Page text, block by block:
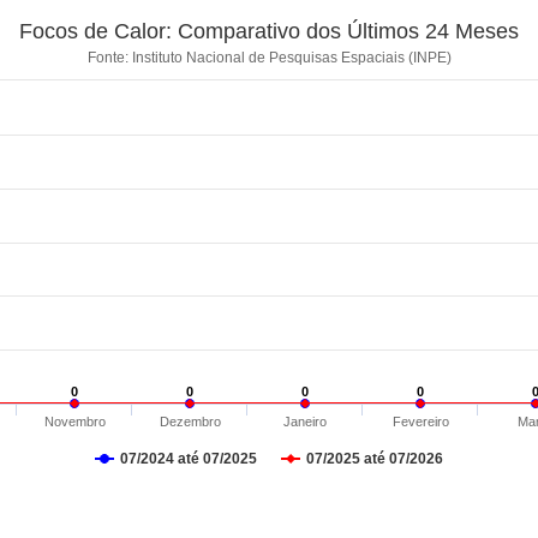
Focos de Calor: Comparativo dos Últimos 24 Meses
Fonte: Instituto Nacional de Pesquisas Espaciais (INPE)
0
0 0
0 0
0 0
0 0
0
07/2024 até 07/2025 07/2025 até 07/2026
Novembro Dezembro Janeiro Fevereiro